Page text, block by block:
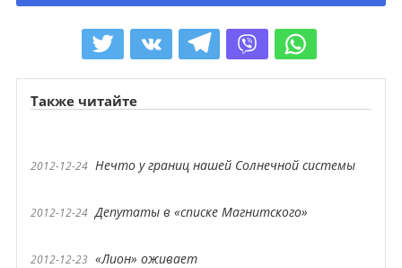
Также читайте
2012-12-24 Нечто у границ нашей Солнечной системы
2012-12-24 Депутаты в «списке Магнитского»
2012-12-23 «Лион» оживает